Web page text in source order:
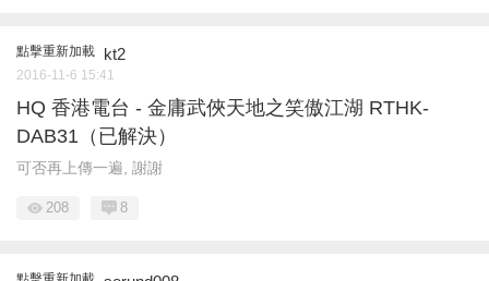
點擊重新加載 kt2
2016-11-6 15:41
HQ 香港電台 - 金庸武俠天地之笑傲江湖 RTHK-
DAB31（已解決）
可否再上傳一遍, 謝謝
208 8